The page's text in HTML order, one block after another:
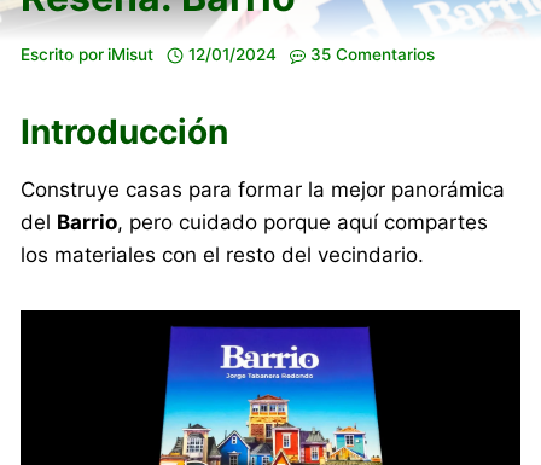
Escrito por iMisut 12/01/2024 35 Comentarios
Introducción
Construye casas para formar la mejor panorámica
del Barrio, pero cuidado porque aquí compartes
los materiales con el resto del vecindario.